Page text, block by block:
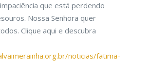
que está perdendo
Nossa Senhora quer
Clique aqui e descubra
noticias/fatima-